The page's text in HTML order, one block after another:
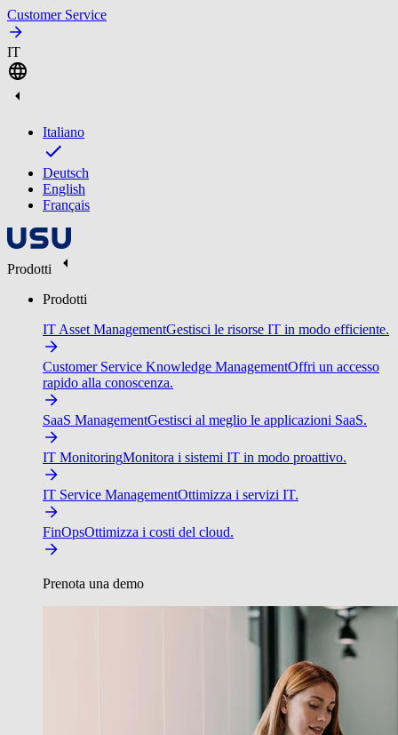
Customer Service
IT
Italiano
Deutsch
English
Français
Prodotti
Prodotti
IT Asset ManagementGestisci le risorse IT in modo efficiente.
Customer Service Knowledge ManagementOffri un accesso
rapido alla conoscenza.
SaaS ManagementGestisci al meglio le applicazioni SaaS.
IT MonitoringMonitora i sistemi IT in modo proattivo.
IT Service ManagementOttimizza i servizi IT.
FinOpsOttimizza i costi del cloud.
Prenota una demo